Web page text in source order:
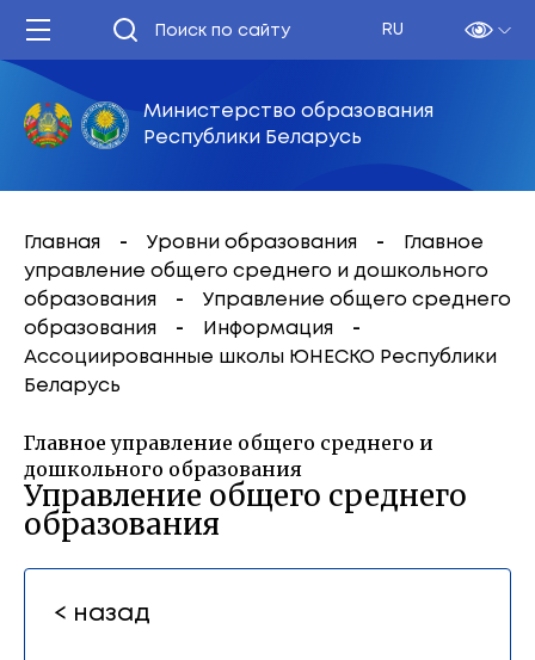
RU
Министерство образования
Республики Беларусь
Главная Уровни образования
Главное
управление общего среднего и дошкольного
образования
Управление общего среднего
образования
Информация
Ассоциированные школы ЮНЕСКО Республики
Беларусь
Главное управление общего среднего и
дошкольного образования
Управление общего среднего
образования
< назад